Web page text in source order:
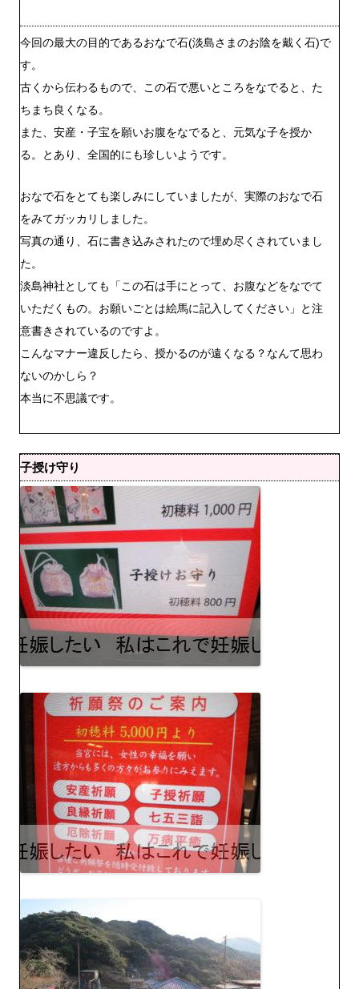
今回の最大の目的であるおなで石(淡島さまのお陰を戴く石)で
す。
古くから伝わるもので、この石で悪いところをなでると、た
ちまち良くなる。
また、安産・子宝を願いお腹をなでると、元気な子を授か
る。とあり、全国的にも珍しいようです。
おなで石をとても楽しみにしていましたが、実際のおなで石
をみてガッカリしました。
写真の通り、石に書き込みされたので埋め尽くされていまし
た。
淡島神社としても「この石は手にとって、お腹などをなでて
いただくもの。お願いごとは絵馬に記入してください」と注
意書きされているのですよ。
こんなマナー違反したら、授かるのが遠くなる？なんて思わ
ないのかしら？
本当に不思議です。
子授け守り